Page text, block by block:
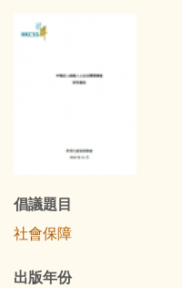
倡議題目
社會保障
出版年份